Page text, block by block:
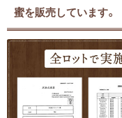
蜜を販売しています。